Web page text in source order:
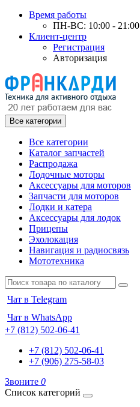
Время работы
ПН-ВС: 10:00 - 21:00
Клиент-центр
Регистрация
Авторизация
Все категории
Все категории
Каталог запчастей
Распродажа
Лодочные моторы
Аксессуары для моторов
Запчасти для моторов
Лодки и катера
Аксессуары для лодок
Прицепы
Эхолокация
Навигация и радиосвязь
Мототехника
Чат в Telegram
Чат в WhatsApp
+7 (812) 502-06-41
+7 (812) 502-06-41
+7 (906) 275-58-03
Звоните 0
Список категорий